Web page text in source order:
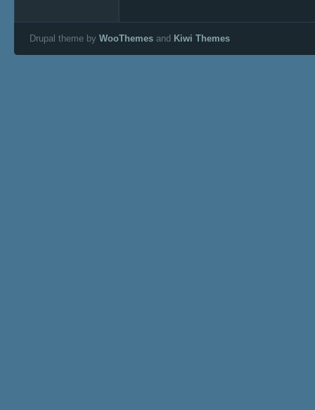
Drupal theme by WooThemes and Kiwi Themes